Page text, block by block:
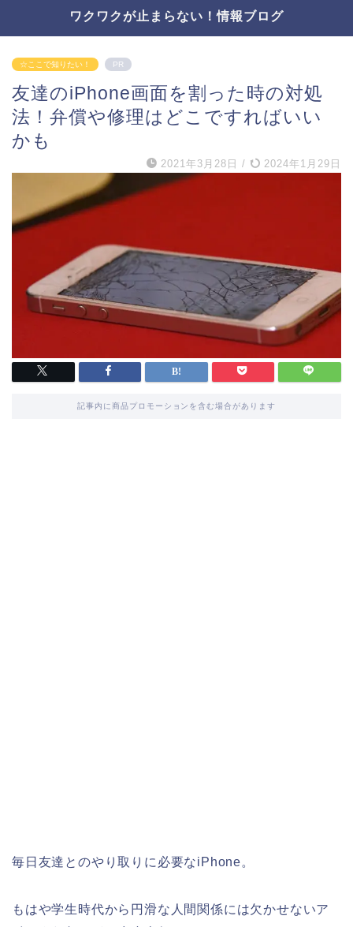
ワクワクが止まらない！情報ブログ
☆ここで知りたい！ PR
友達のiPhone画面を割った時の対処
法！弁償や修理はどこですればいい
かも
2021年3月28日 / 2024年1月29日
記事内に商品プロモーションを含む場合があります
毎日友達とのやり取りに必要なiPhone。
もはや学生時代から円滑な人間関係には欠かせないア